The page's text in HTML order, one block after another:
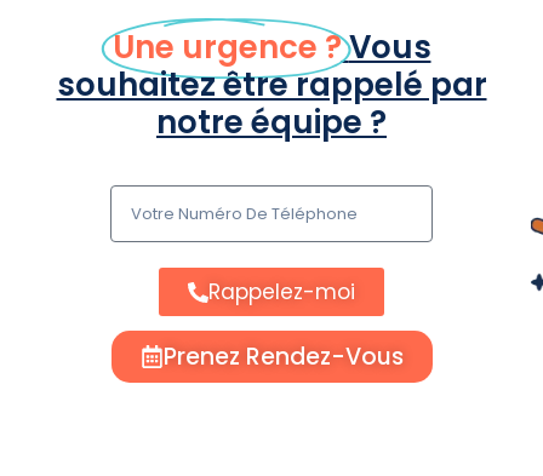
Une urgence ?Vous
souhaitez être rappelé par
notre équipe ?
Rappelez-moi
Prenez Rendez-Vous